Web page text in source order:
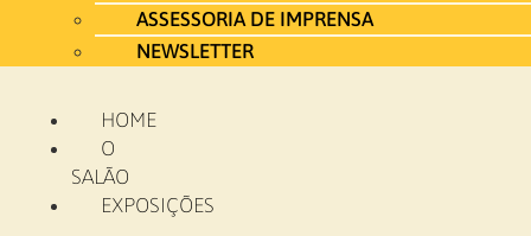
ASSESSORIA DE IMPRENSA
NEWSLETTER
HOME
O
SALÃO
EXPOSIÇÕES